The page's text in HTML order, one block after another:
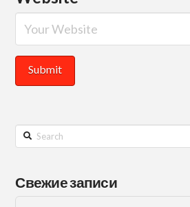
Search
Свежие записи